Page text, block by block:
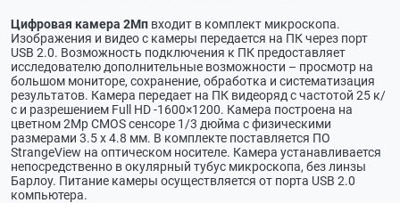
Цифровая камера 2Мп входит в комплект микроскопа.
Изображения и видео с камеры передается на ПК через порт
USB 2.0. Возможность подключения к ПК предоставляет
исследователю дополнительные возможности – просмотр на
большом мониторе, сохранение, обработка и систематизация
результатов. Камера передает на ПК видеоряд с частотой 25 к/
с и разрешением Full HD -1600×1200. Камера построена на
цветном 2Мр CMOS сенсоре 1/3 дюйма с физическими
размерами 3.5 х 4.8 мм. В комплекте поставляется ПО
StrangeView на оптическом носителе. Камера устанавливается
непосредственно в окулярный тубус микроскопа, без линзы
Барлоу. Питание камеры осуществляется от порта USB 2.0
компьютера.